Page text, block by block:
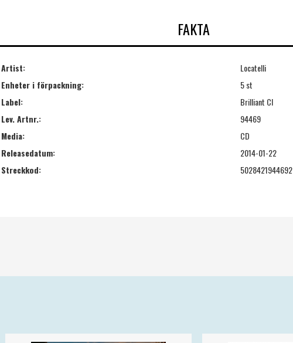
FAKTA
Artist:
Locatelli
Enheter i förpackning:
5 st
Label:
Brilliant Cl
Lev. Artnr.:
94469
Media:
CD
Releasedatum:
2014-01-22
Streckkod:
5028421944692